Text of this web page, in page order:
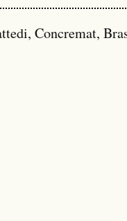
Concremat,